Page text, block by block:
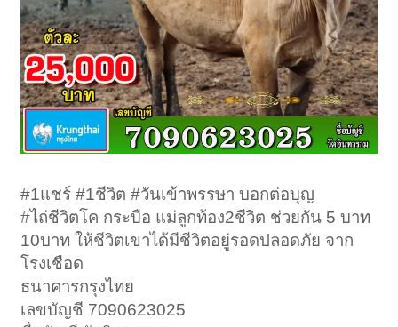
#1แชร์ #1ชีวิต #วันเข้าพรรษา บอกต่อบุญ
#ไถ่ชีวิตโค กระบือ แม่ลูกท้อง2ชีวิต ช่วยกัน 5 บาท
10บาท ให้ชีวิตเขาได้มีชีวิตอยู่รอดปลอดภัย จาก
โรงเชือด
ธนาคารกรุงไทย
เลขบัญชี 7090623025